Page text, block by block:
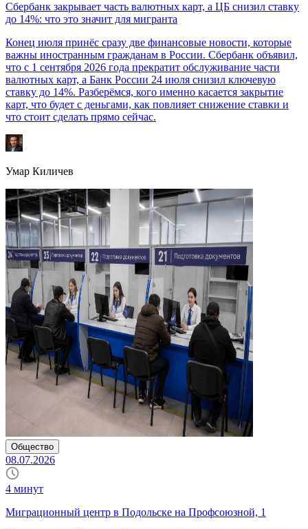
Сбербанк закрывает часть валютных карт, а ЦБ снизил ставку
до 14%: что это значит для мигранта
Конец июля принёс сразу две финансовые новости, которые
важны иностранным гражданам в России. Сбербанк объявил,
что с 1 сентября 2026 года прекратит обслуживание части
валютных карт, а Банк России 24 июля снизил ключевую
ставку до 14%. Разберёмся, кого именно касается закрытие
карт, что будет с деньгами, как повлияет снижение ставки и
что стоит сделать прямо сейчас.
Умар Киличев
Общество
08.07.2026
4 минут
Миграционный центр в Подольске на Профсоюзной, 1